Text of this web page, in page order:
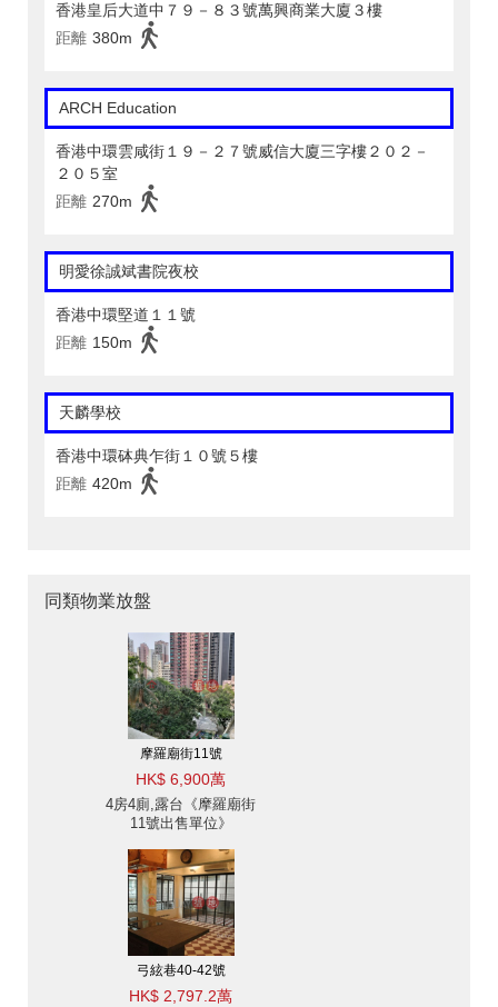
香港皇后大道中７９－８３號萬興商業大廈３樓
距離 380m
ARCH Education
香港中環雲咸街１９－２７號威信大廈三字樓２０２－
２０５室
距離 270m
明愛徐誠斌書院夜校
香港中環堅道１１號
距離 150m
天麟學校
香港中環砵典乍街１０號５樓
距離 420m
同類物業放盤
摩羅廟街11號
HK$ 6,900萬
4房4廁,露台《摩羅廟街
11號出售單位》
弓絃巷40-42號
HK$ 2,797.2萬